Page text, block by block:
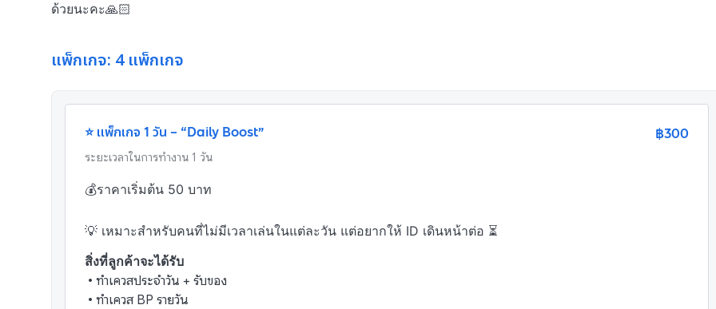
ด้วยนะคะ🙏🏻
แพ็กเกจ: 4 แพ็กเกจ
⭐ แพ็กเกจ 1 วัน – “Daily Boost” ฿300
ระยะเวลาในการทำงาน 1 วัน
💰ราคาเริ่มต้น 50 บาท
💡 เหมาะสำหรับคนที่ไม่มีเวลาเล่นในแต่ละวัน แต่อยากให้ ID เดินหน้าต่อ ⏳
สิ่งที่ลูกค้าจะได้รับ
• ทำเควสประจำวัน + รับของ
• ทำเควส BP รายวัน